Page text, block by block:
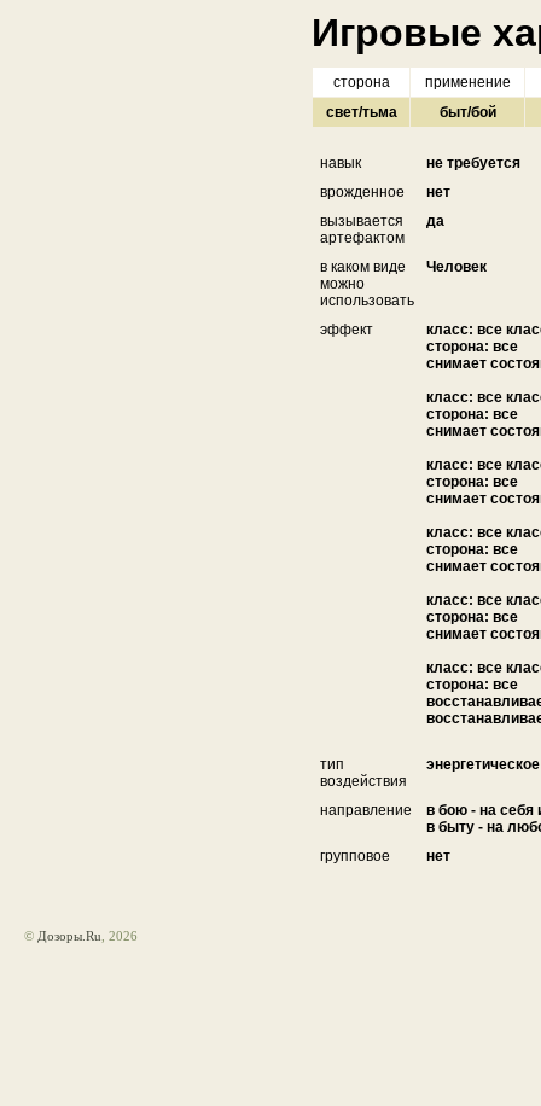
Игровые
сторона применение
свет/тьма
быт/бой
навык
не требуется
врожденное
нет
вызывается
артефактом
да
в каком виде
можно
использовать
Человек
эффект
класс: все
сторона: все
снимает
класс: все
сторона: все
снимает
класс: все
сторона: все
снимает
класс: все
сторона: все
снимает
класс: все
сторона: все
снимает
класс: все
сторона: все
тип
воздействия
энергетическое
направление
в бою - на себя
в быту - на
групповое
нет
© Дозоры.Ru , 2026